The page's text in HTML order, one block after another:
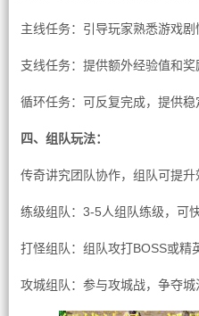
主线任务：引导玩家熟悉游戏剧
支线任务：提供额外经验值和奖
循环任务：可反复完成，提供稳
四、组队玩法：
传奇讲究团队协作，组队可提升
练级组队：3-5人组队练级，可
打怪组队：组队攻打BOSS或精
攻城组队：参与攻城战，争夺城